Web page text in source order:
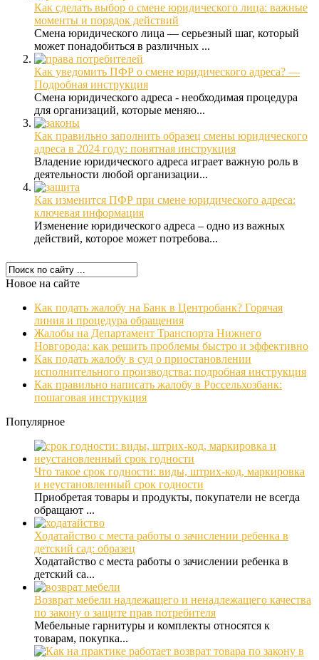
Как сделать выбор о смене юридического лица: важные
моменты и порядок действий
Смена юридического лица — серьезный шаг, который
может понадобиться в различных ...
Как уведомить ПФР о смене юридического адреса? —
Подробная инструкция
Смена юридического адреса - необходимая процедура
для организаций, которые меняю...
Как правильно заполнить образец смены юридического
адреса в 2024 году: понятная инструкция
Владение юридического адреса играет важную роль в
деятельности любой организации...
Как изменится ПФР при смене юридического адреса:
ключевая информация
Изменение юридического адреса – одно из важных
действий, которое может потребова...
Новое на сайте
Как подать жалобу на Банк в Центробанк? Горячая
линия и процедура обращения
Жалобы на Департамент Транспорта Нижнего
Новгорода: как решить проблемы быстро и эффективно
Как подать жалобу в суд о приостановлении
исполнительного производства: подробная инструкция
Как правильно написать жалобу в Россельхозбанк:
пошаговая инструкция
Популярное
Что такое срок годности: виды, штрих-код, маркировка
и неустановленный срок годности
Приобретая товары и продукты, покупатели не всегда
обращают ...
Ходатайство с места работы о зачислении ребенка в
детский сад: образец
Ходатайство с места работы о зачислении ребенка в
детский са...
Возврат мебели надлежащего и ненадлежащего качества
по закону о защите прав потребителя
Мебельные гарнитуры и комплекты относятся к
товарам, покупка...